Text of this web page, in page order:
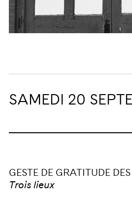
SAMEDI 20
GESTE DE GRATITUDE
Trois lieux